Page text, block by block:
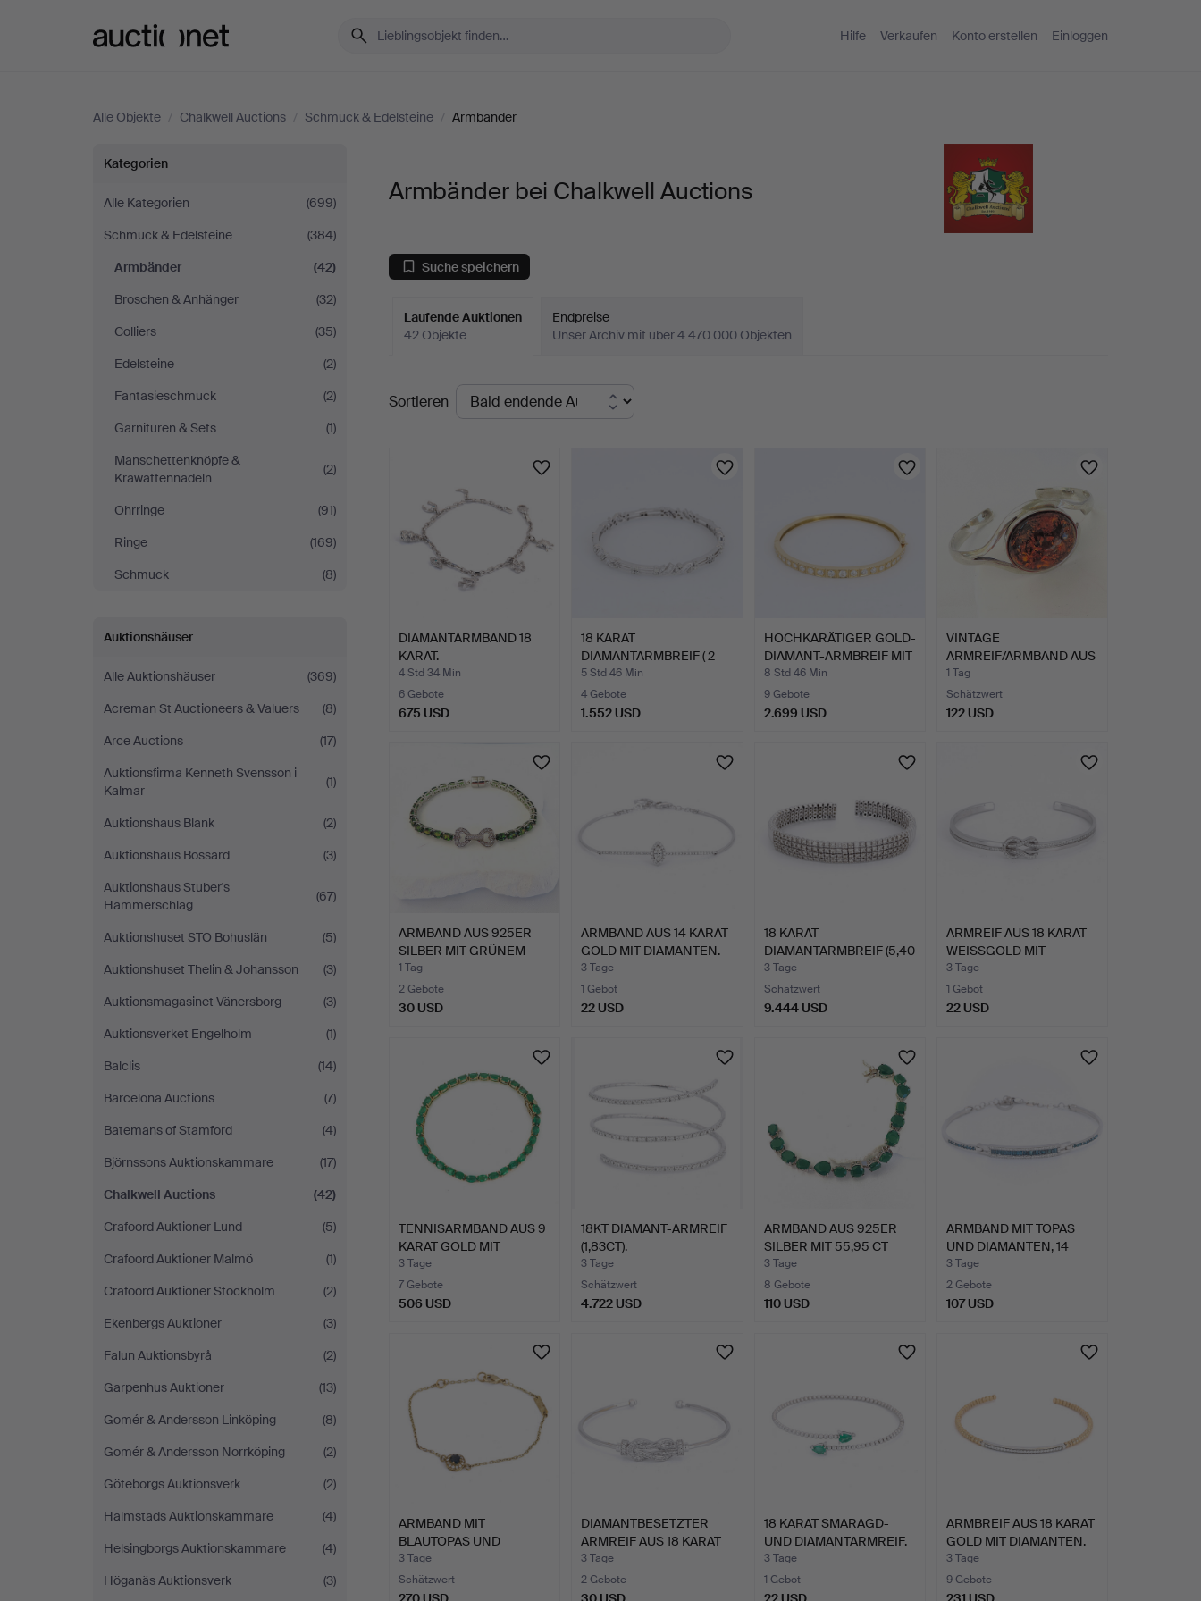
Hilfe Verkaufen Konto erstellen Einloggen
Alle Objekte / Chalkwell Auctions / Schmuck & Edelsteine / Armbänder
Armbänder
bei
Chalkwell
Auctions
Kategorien
Alle Kategorien
(699)
Schmuck & Edelsteine
(384)
Armbänder
(42)
Broschen & Anhänger
(32)
Colliers
(35)
Edelsteine
(2)
Fantasieschmuck
(2)
Garnituren & Sets
(1)
Manschettenknöpfe &
Krawattennadeln
(2)
Ohrringe
(91)
Ringe
(169)
Schmuck
(8)
Auktionshäuser
Alle Auktionshäuser
(369)
Acreman St Auctioneers & Valuers
(8)
Arce Auctions
(17)
Auktionsfirma Kenneth Svensson i
Kalmar
(1)
Auktionshaus Blank
(2)
Auktionshaus Bossard
(3)
Auktionshaus Stuber's
Hammerschlag
(67)
Auktionshuset STO Bohuslän
(5)
Auktionshuset Thelin & Johansson
(3)
Auktionsmagasinet Vänersborg
(3)
Auktionsverket Engelholm
(1)
Balclis
(14)
Barcelona Auctions
(7)
Batemans of Stamford
(4)
Björnssons Auktionskammare
(17)
Chalkwell Auctions
(42)
Crafoord Auktioner Lund
(5)
Crafoord Auktioner Malmö
(1)
Crafoord Auktioner Stockholm
(2)
Ekenbergs Auktioner
(3)
Falun Auktionsbyrå
(2)
Garpenhus Auktioner
(13)
Gomér & Andersson Linköping
(8)
Gomér & Andersson Norrköping
(2)
Göteborgs Auktionsverk
(2)
Halmstads Auktionskammare
(4)
Helsingborgs Auktionskammare
(4)
Höganäs Auktionsverk
(3)
Armbänder bei Chalkwell Auctions
Suche speichern
Laufende Auktionen
42 Objekte
Endpreise
Unser Archiv mit über 4 470 000 Objekten
Laufende
Auktionen
Sortieren
DIAMANTARMBAND 18
KARAT.
4 Std 34 Min
6 Gebote
675 USD
18 KARAT
DIAMANTARMBREIF ( 2
KARAT ).
5 Std 46 Min
4 Gebote
1.552 USD
HOCHKARÄTIGER GOLD-
DIAMANT-ARMBREIF MIT
1,…
8 Std 46 Min
9 Gebote
2.699 USD
VINTAGE
ARMREIF/ARMBAND AUS
925ER SILBER M…
1 Tag
Schätzwert
122 USD
ARMBAND AUS 925ER
SILBER MIT GRÜNEM
DIOPSI…
1 Tag
2 Gebote
30 USD
ARMBAND AUS 14 KARAT
GOLD MIT DIAMANTEN.
3 Tage
1 Gebot
22 USD
18 KARAT
DIAMANTARMBREIF (5,40
KARAT).
3 Tage
Schätzwert
9.444 USD
ARMREIF AUS 18 KARAT
WEISSGOLD MIT
DIAMANT…
3 Tage
1 Gebot
22 USD
TENNISARMBAND AUS 9
KARAT GOLD MIT
SMARAGD…
3 Tage
7 Gebote
506 USD
18KT DIAMANT-ARMREIF
(1,83CT).
3 Tage
Schätzwert
4.722 USD
ARMBAND AUS 925ER
SILBER MIT 55,95 CT
CHRY…
3 Tage
8 Gebote
110 USD
ARMBAND MIT TOPAS
UND DIAMANTEN, 14
KARAT.
3 Tage
2 Gebote
107 USD
ARMBAND MIT
BLAUTOPAS UND
DIAMANTEN, 9 KAR…
3 Tage
Schätzwert
DIAMANTBESETZTER
ARMREIF AUS 18 KARAT
GOLD.
3 Tage
2 Gebote
18 KARAT SMARAGD-
UND DIAMANTARMREIF.
3 Tage
1 Gebot
ARMBREIF AUS 18 KARAT
GOLD MIT DIAMANTEN.
3 Tage
9 Gebote